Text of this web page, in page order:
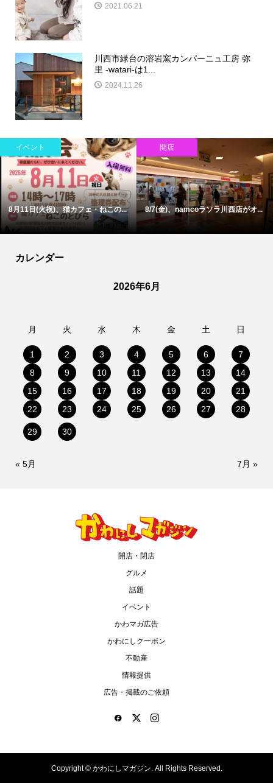
2021.06.21
川西市緑台の溶岩窯カンパーニュ工房 弥
里 -watari-は1...
2024.11.26
イベント
8月11日(火祝)、猫カフェ・ねこの...
開店
8/7(金)、namcoラソラ川西店がオ...
カレンダー
2026年6月
月 火 水 木 金 土 日
1 2 3 4 5 6
7
8
9 10 11 12 13
14
15
16 17 18 19 20
21
22
23 24 25 26 27 28
29 30
« 5月 7月 »
開店・閉店
グルメ
話題
イベント
かわマガ広告
かわにしクーポン
不動産
情報提供
広告・掲載のご依頼
Copyright ©かわにしマガジン. All Rights Reserved.